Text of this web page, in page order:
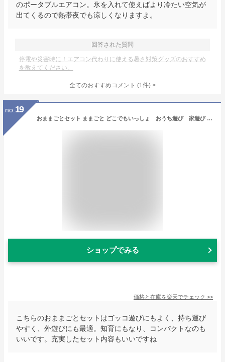
のポータブルエアコン。氷を入れて使えばより冷たい空気が
出てくるので熱帯夜でも涼しくなりますよ。
回答された質問
停電や災害時に！エアコン代わりに使える暑さ対策グッズのおすすめ
を教えてください。
全てのおすすめコメント (1件) >
no. 19
おままごとセット ままごと どこでもいっしょ おうち遊び 家遊び ごっこ遊び コンパクト ピザ屋さん 持ち運び プレゼント 簡単 収納 人気 おでかけ 外遊び おもちゃ ごっこ遊び 子供 ベビー 赤ちゃん 乳幼児 女の子 男の子 1歳 2歳 3歳
ショップでみる
価格と在庫を楽天でチェック >>
こちらのおままごとセットはゴッコ遊びにもよく、持ち運び
やすく、外遊びにも最適。知育にもなり、コンパクトなのも
いいです。充実したセット内容もいいですね